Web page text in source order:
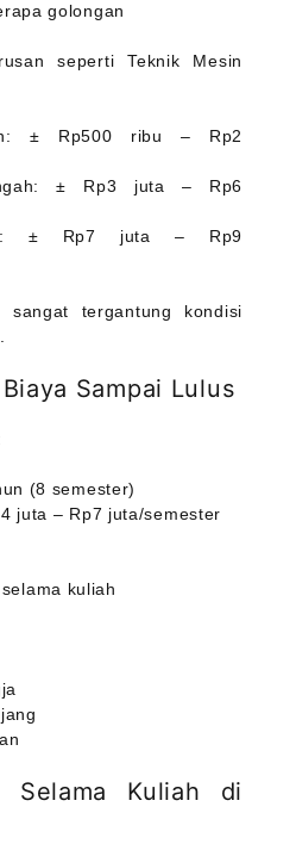
golongan
seperti Teknik Mesin
± Rp500 ribu – Rp2
± Rp3 juta – Rp6
± Rp7 juta – Rp9
tergantung kondisi
Sampai Lulus
(8 semester)
juta – Rp7 juta/semester
kuliah
Kuliah di